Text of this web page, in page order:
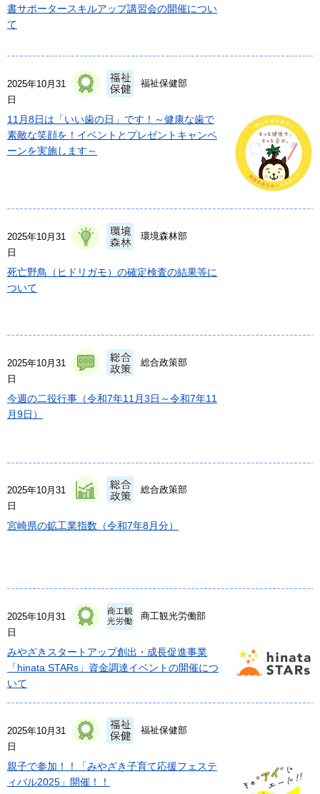
書サポータースキルアップ講習会の開催につい
て
2025年10月31
日
福祉保健部
11月8日は「いい歯の日」です！～健康な歯で
素敵な笑顔を！イベントとプレゼントキャンペ
ーンを実施します～
2025年10月31
日
環境森林部
死亡野鳥（ヒドリガモ）の確定検査の結果等に
ついて
2025年10月31
日
総合政策部
今週の二役行事（令和7年11月3日～令和7年11
月9日）
2025年10月31
日
総合政策部
宮崎県の鉱工業指数（令和7年8月分）
2025年10月31
日
商工観光労働部
みやざきスタートアップ創出・成長促進事業
「hinata STARs」資金調達イベントの開催につ
いて
2025年10月31
日
福祉保健部
親子で参加！！「みやざき子育て応援フェステ
ィバル2025」開催！！